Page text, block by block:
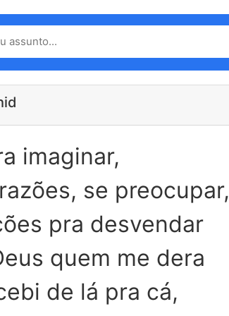
imaginar,
se preocupar,
pra desvendar
quem me dera
de lá pra cá,